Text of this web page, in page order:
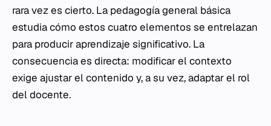
rara vez es cierto. La pedagogía general básica
estudia cómo estos cuatro elementos se entrelazan
para producir aprendizaje significativo. La
consecuencia es directa: modificar el contexto
exige ajustar el contenido y, a su vez, adaptar el rol
del docente.